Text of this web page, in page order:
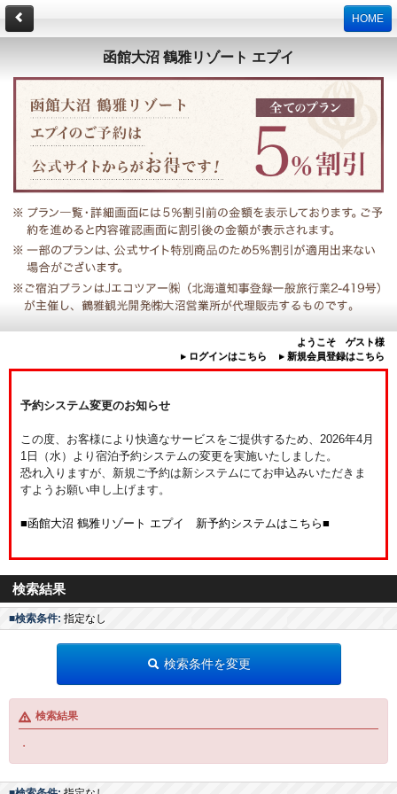
HOME
函館大沼 鶴雅リゾート エプイ
ようこそ ゲスト様
▸ ログインはこちら
▸ 新規会員登録はこちら
予約システム変更のお知らせ
この度、お客様により快適なサービスをご提供するため、2026年4月
1日（水）より宿泊予約システムの変更を実施いたしました。
恐れ入りますが、新規ご予約は新システムにてお申込みいただきま
すようお願い申し上げます。
■函館大沼 鶴雅リゾート エプイ 新予約システムはこちら■
検索結果
■検索条件: 指定なし
検索条件を変更
検索結果
・